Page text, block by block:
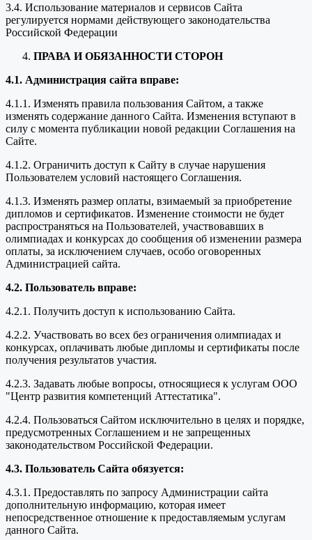
3.4. Использование материалов и сервисов Сайта
регулируется нормами действующего законодательства
Российской Федерации
ПРАВА И ОБЯЗАННОСТИ СТОРОН
4.1. Администрация сайта вправе:
4.1.1. Изменять правила пользования Сайтом, а также
изменять содержание данного Сайта. Изменения вступают в
силу с момента публикации новой редакции Соглашения на
Сайте.
4.1.2. Ограничить доступ к Сайту в случае нарушения
Пользователем условий настоящего Соглашения.
4.1.3. Изменять размер оплаты, взимаемый за приобретение
дипломов и сертификатов. Изменение стоимости не будет
распространяться на Пользователей, участвовавших в
олимпиадах и конкурсах до сообщения об изменении размера
оплаты, за исключением случаев, особо оговоренных
Администрацией сайта.
4.2. Пользователь вправе:
4.2.1. Получить доступ к использованию Сайта.
4.2.2. Участвовать во всех без ограничения олимпиадах и
конкурсах, оплачивать любые дипломы и сертификаты после
получения результатов участия.
4.2.3. Задавать любые вопросы, относящиеся к услугам ООО
"Центр развития компетенций Аттестатика".
4.2.4. Пользоваться Сайтом исключительно в целях и порядке,
предусмотренных Соглашением и не запрещенных
законодательством Российской Федерации.
4.3. Пользователь Сайта обязуется:
4.3.1. Предоставлять по запросу Администрации сайта
дополнительную информацию, которая имеет
непосредственное отношение к предоставляемым услугам
данного Сайта.